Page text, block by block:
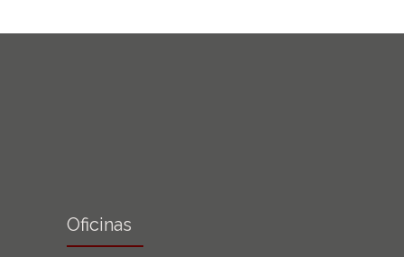
Oficinas